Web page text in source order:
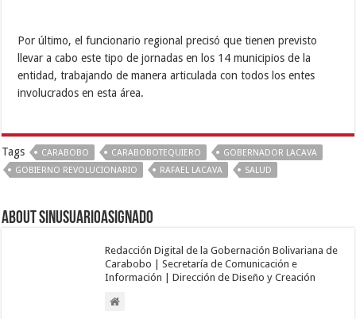
Por último, el funcionario regional precisó que tienen previsto
llevar a cabo este tipo de jornadas en los 14 municipios de la
entidad, trabajando de manera articulada con todos los entes
involucrados en esta área.
Tags CARABOBO CARABOBOTEQUIERO
GOBERNADOR LACAVA
GOBIERNO REVOLUCIONARIO
RAFAEL LACAVA SALUD
About sinusuarioasignado
Redacción Digital de la Gobernación Bolivariana de
Carabobo | Secretaría de Comunicación e
Información | Dirección de Diseño y Creación